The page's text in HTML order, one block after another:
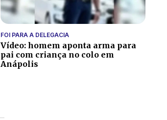
FOI PARA A DELEGACIA
Vídeo: homem aponta arma para
pai com criança no colo em
Anápolis